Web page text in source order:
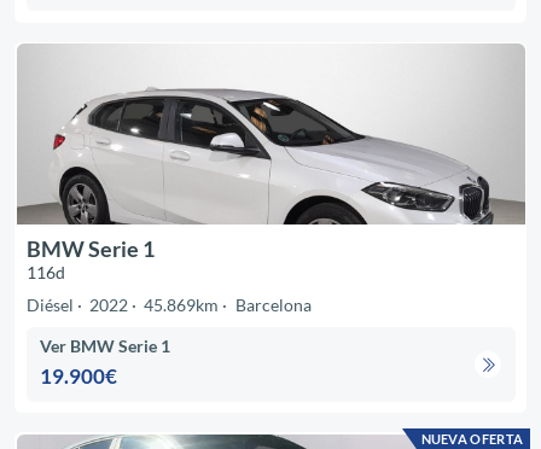
BMW Serie 1
116d
Diésel
2022 45.869km Barcelona
Ver BMW Serie 1
19.900€
NUEVA OFERTA